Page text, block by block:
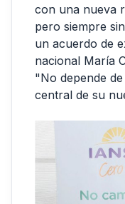
con una nueva
pero siempre
un acuerdo de
nacional María
"No depende
central de su